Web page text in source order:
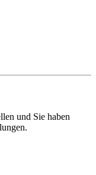
und Sie haben